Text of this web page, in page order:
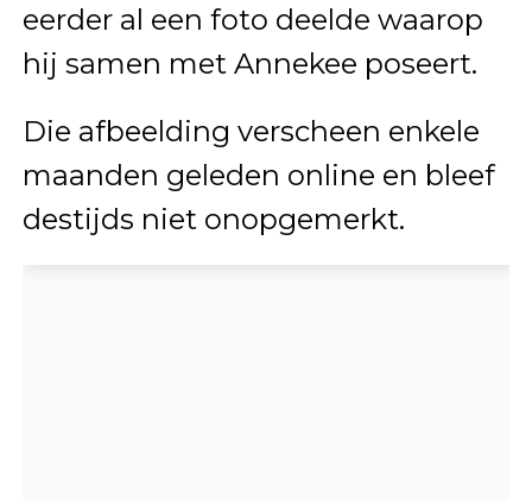
eerder al een foto deelde waarop
hij samen met Annekee poseert.
Die afbeelding verscheen enkele
maanden geleden online en bleef
destijds niet onopgemerkt.